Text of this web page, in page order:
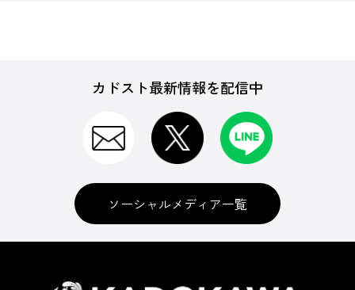
カドスト最新情報を配信中
ソーシャルメディア一覧